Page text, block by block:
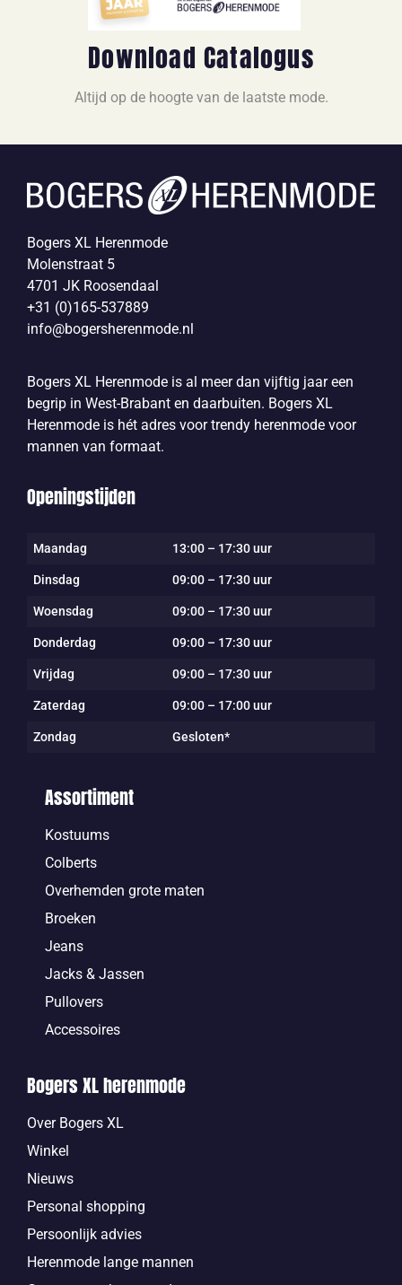
Download Catalogus
Altijd op de hoogte van de laatste mode.
Bogers XL Herenmode
Molenstraat 5
4701 JK Roosendaal
+31 (0)165-537889
info@bogersherenmode.nl
Bogers XL Herenmode is al meer dan vijftig jaar een
begrip in West-Brabant en daarbuiten. Bogers XL
Herenmode is hét adres voor trendy herenmode voor
mannen van formaat.
Openingstijden
Maandag 13:00 – 17:30 uur
Dinsdag 09:00 – 17:30 uur
Woensdag 09:00 – 17:30 uur
Donderdag 09:00 – 17:30 uur
Vrijdag 09:00 – 17:30 uur
Zaterdag 09:00 – 17:00 uur
Zondag Gesloten*
Assortiment
Kostuums
Colberts
Overhemden grote maten
Broeken
Jeans
Jacks & Jassen
Pullovers
Accessoires
Bogers XL herenmode
Over Bogers XL
Winkel
Nieuws
Personal shopping
Persoonlijk advies
Herenmode lange mannen